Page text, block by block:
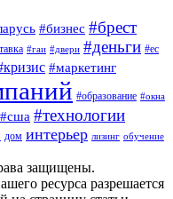
#бизнес #брест
#гаи #двери #деньги #ес
#маркетинг
#образование #окна
#сша #технологии
дом интерьер лизинг обучение
защищены.
ресурса разрешается